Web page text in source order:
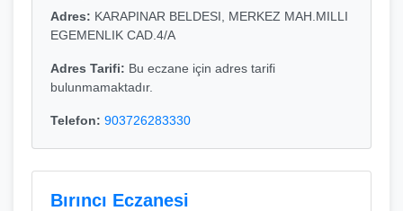
Adres: KARAPINAR BELDESI, MERKEZ MAH.MILLI
EGEMENLIK CAD.4/A
Adres Tarifi: Bu eczane için adres tarifi
bulunmamaktadır.
Telefon: 903726283330
Bırıncı Eczanesi